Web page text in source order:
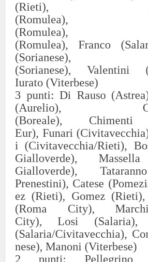
(Rieti),
(Romulea),
(Romulea),Franco
(Sorianese)
(Sorianese), Valentini
Iurato (Viterbese)
3 punti:Di Rauso
(Aurelio),
(Boreale), Chimenti
Eur), Funari
i (Civitavecchia/Rieti),
Gialloverde),
Gialloverde), Tataranno
Prenestini), Catese
ez (Rieti),
Gomez (Rieti),
(Roma City),
City),Losi (Salaria),
(Salaria/Civitavecchia),
nese),Manoni (Viterbese)
2
punti: Pellegrino